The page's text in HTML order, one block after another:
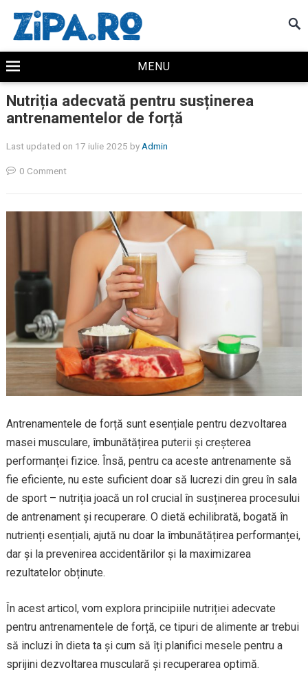
MENU
Nutriția adecvată pentru susținerea
antrenamentelor de forță
Last updated on 17 iulie 2025 by Admin
0 Comment
Antrenamentele de forță sunt esențiale pentru dezvoltarea
masei musculare, îmbunătățirea puterii și creșterea
performanței fizice. Însă, pentru ca aceste antrenamente să
fie eficiente, nu este suficient doar să lucrezi din greu în sala
de sport – nutriția joacă un rol crucial în susținerea procesului
de antrenament și recuperare. O dietă echilibrată, bogată în
nutrienți esențiali, ajută nu doar la îmbunătățirea performanței,
dar și la prevenirea accidentărilor și la maximizarea
rezultatelor obținute.
În acest articol, vom explora principiile nutriției adecvate
pentru antrenamentele de forță, ce tipuri de alimente ar trebui
să incluzi în dieta ta și cum să îți planifici mesele pentru a
sprijini dezvoltarea musculară și recuperarea optimă.